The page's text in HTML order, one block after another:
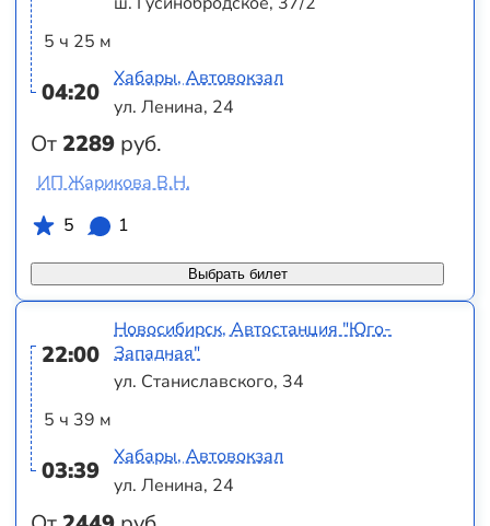
5 ч 25 м
04:20
От2289 руб.
Хабары, Автовокзал
ул. Ленина, 24
Выбрать билет
ИП Жарикова В.Н.
5
1
22:00
5 ч 39 м
03:39
Новосибирск, Автостанция "Юго-
Западная"
ул. Станиславского, 34
Хабары, Автовокзал
ул. Ленина, 24